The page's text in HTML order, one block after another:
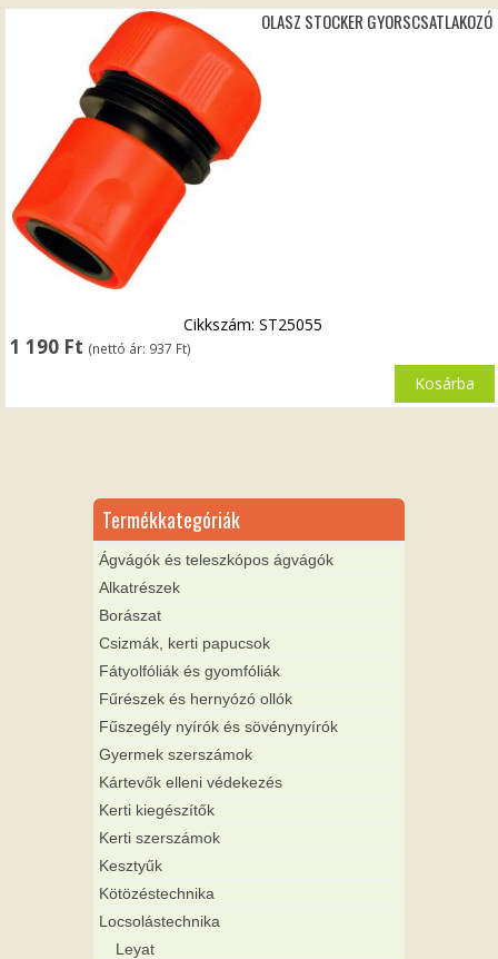
OLASZ STOCKER GYORSCSATLAKOZÓ
1 190 Ft (nettó ár: 937 Ft)
Cikkszám: ST25055
Kosárba
Termékkategóriák
Ágvágók és teleszkópos ágvágók
Alkatrészek
Borászat
Csizmák, kerti papucsok
Fátyolfóliák és gyomfóliák
Fűrészek és hernyózó ollók
Fűszegély nyírók és sövénynyírók
Gyermek szerszámok
Kártevők elleni védekezés
Kerti kiegészítők
Kerti szerszámok
Kesztyűk
Kötözéstechnika
Locsolástechnika
Leyat